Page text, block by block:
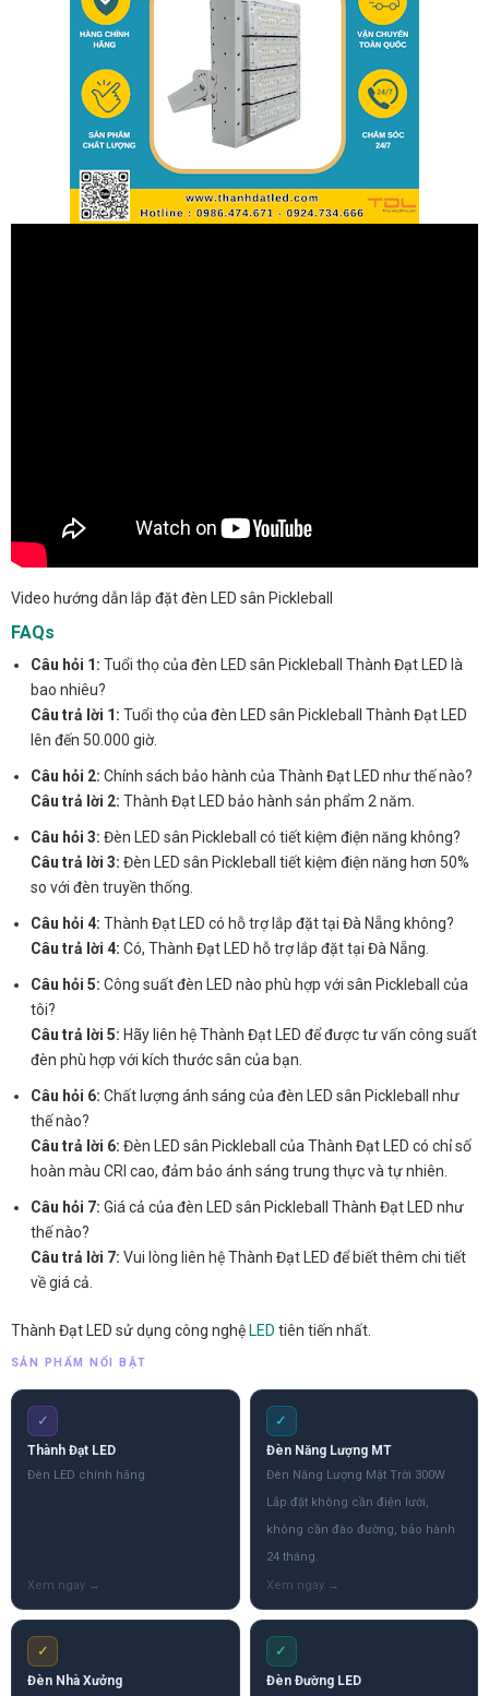
Video hướng dẫn lắp đặt đèn LED sân Pickleball
FAQs
Câu hỏi 1: Tuổi thọ của đèn LED sân Pickleball Thành Đạt LED là
bao nhiêu?
Câu trả lời 1: Tuổi thọ của đèn LED sân Pickleball Thành Đạt LED
lên đến 50.000 giờ.
Câu hỏi 2: Chính sách bảo hành của Thành Đạt LED như thế nào?
Câu trả lời 2: Thành Đạt LED bảo hành sản phẩm 2 năm.
Câu hỏi 3: Đèn LED sân Pickleball có tiết kiệm điện năng không?
Câu trả lời 3: Đèn LED sân Pickleball tiết kiệm điện năng hơn 50%
so với đèn truyền thống.
Câu hỏi 4: Thành Đạt LED có hỗ trợ lắp đặt tại Đà Nẵng không?
Câu trả lời 4: Có, Thành Đạt LED hỗ trợ lắp đặt tại Đà Nẵng.
Câu hỏi 5: Công suất đèn LED nào phù hợp với sân Pickleball của
tôi?
Câu trả lời 5: Hãy liên hệ Thành Đạt LED để được tư vấn công suất
đèn phù hợp với kích thước sân của bạn.
Câu hỏi 6: Chất lượng ánh sáng của đèn LED sân Pickleball như
thế nào?
Câu trả lời 6: Đèn LED sân Pickleball của Thành Đạt LED có chỉ số
hoàn màu CRI cao, đảm bảo ánh sáng trung thực và tự nhiên.
Câu hỏi 7: Giá cả của đèn LED sân Pickleball Thành Đạt LED như
thế nào?
Câu trả lời 7: Vui lòng liên hệ Thành Đạt LED để biết thêm chi tiết
về giá cả.
Thành Đạt LED sử dụng công nghệ LED tiên tiến nhất.
SẢN PHẨM NỔI BẬT
✓
Thành Đạt LED
Đèn LED chính hãng
✓
Đèn Năng Lượng MT
Đèn Năng Lượng Mặt Trời 300W
Lắp đặt không cần điện lưới,
không cần đào đường, bảo hành
24 tháng.
✓
Đèn Nhà Xưởng
✓
Đèn Đường LED